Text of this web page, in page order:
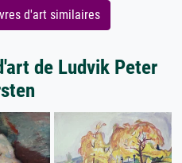
d'art similaires
de Ludvik Peter